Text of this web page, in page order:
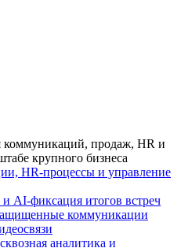
коммуникаций, продаж, HR и
крупного бизнеса
HR-процессы и управление
AI-фиксация итогов встреч
коммуникации
аналитика и